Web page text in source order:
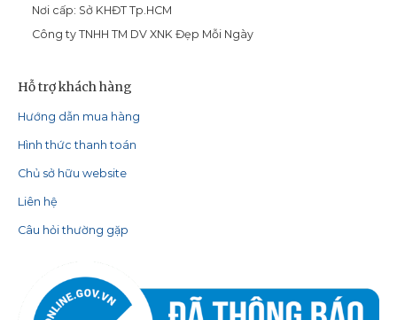
Nơi cấp: Sở KHĐT Tp.HCM
Công ty TNHH TM DV XNK Đẹp Mỗi Ngày
Hỗ trợ khách hàng
Hướng dẫn mua hàng
Hình thức thanh toán
Chủ sở hữu website
Liên hệ
Câu hỏi thường gặp